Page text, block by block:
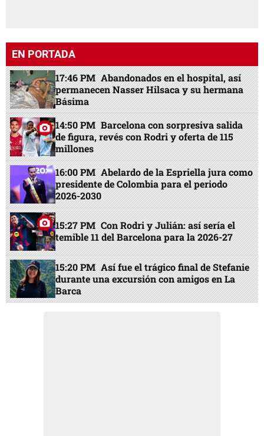
EN PORTADA
17:46 PM Abandonados en el hospital, así
permanecen Nasser Hilsaca y su hermana
Básima
14:50 PM Barcelona con sorpresiva salida
de figura, revés con Rodri y oferta de 115
millones
16:00 PM Abelardo de la Espriella jura como
presidente de Colombia para el periodo
2026-2030
15:27 PM Con Rodri y Julián: así sería el
temible 11 del Barcelona para la 2026-27
15:20 PM Así fue el trágico final de Stefanie
durante una excursión con amigos en La
Barca